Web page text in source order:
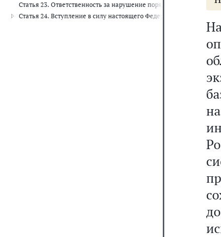
Статья 23. Ответственность за нарушение порядка доставки
Статья 24. Вступление в силу настоящего Федерального закона